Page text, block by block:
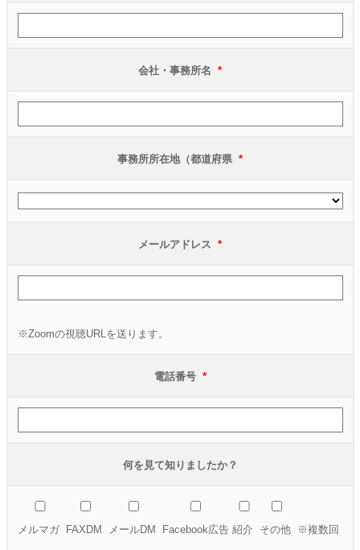
会社・事務所名 *
事務所所在地（都道府県 *
メールアドレス *
※Zoomの視聴URLを送ります。
電話番号 *
何を見て知りましたか？
メルマガ FAXDM メールDM Facebook広告 紹介 その他 ※複数回